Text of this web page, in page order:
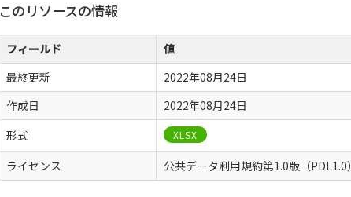
このリソースの情報
フィールド
値
最終更新
2022年08月24日
作成日
2022年08月24日
形式
XLSX
ライセンス 公共データ利用規約第1.0版（PDL1.0）